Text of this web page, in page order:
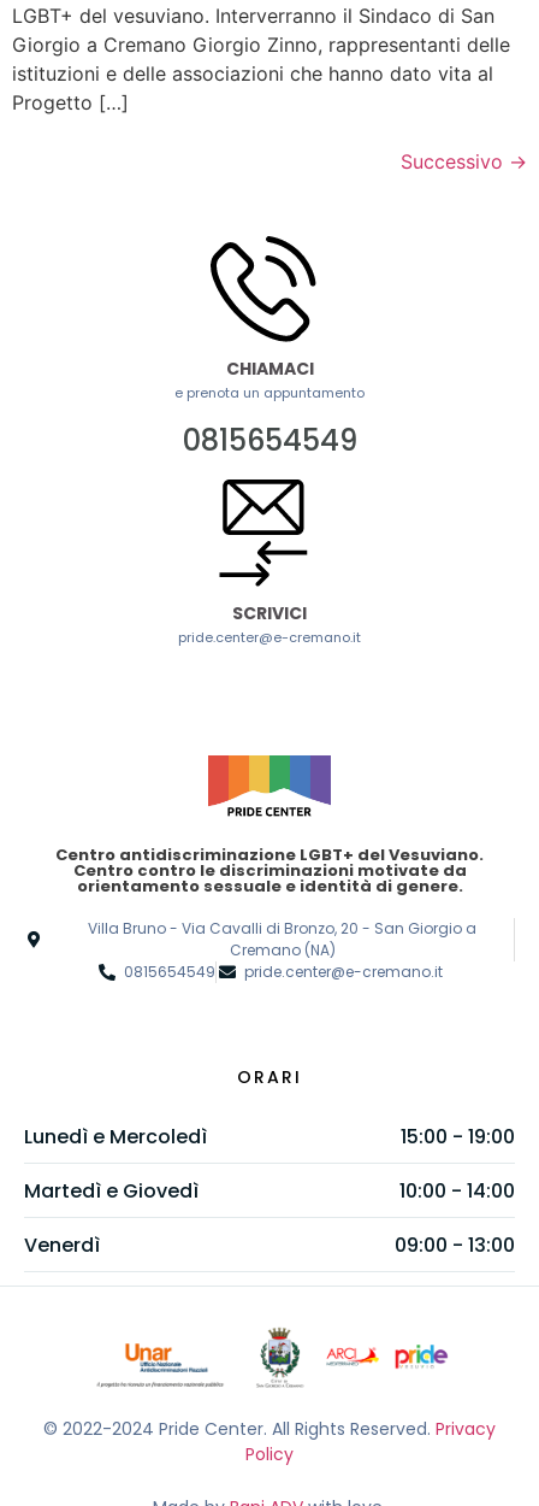
LGBT+ del vesuviano. Interverranno il Sindaco di San
Giorgio a Cremano Giorgio Zinno, rappresentanti delle
istituzioni e delle associazioni che hanno dato vita al
Progetto […]
Successivo →
CHIAMACI
e prenota un appuntamento
0815654549
SCRIVICI
pride.center@e-cremano.it
Centro antidiscriminazione LGBT+ del Vesuviano.
Centro contro le discriminazioni motivate da
orientamento sessuale e identità di genere.
Villa Bruno - Via Cavalli di Bronzo, 20 - San Giorgio a
Cremano (NA)
0815654549
pride.center@e-cremano.it
ORARI
Lunedì e Mercoledì
15:00 - 19:00
Martedì e Giovedì
10:00 - 14:00
Venerdì
09:00 - 13:00
© 2022-2024 Pride Center. All Rights Reserved. Privacy
Policy